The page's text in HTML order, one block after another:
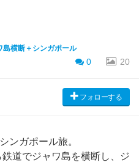
横断＋シンガポール
0 20
フォローする
ンガポール旅。
道でジャワ島を横断し、ジ